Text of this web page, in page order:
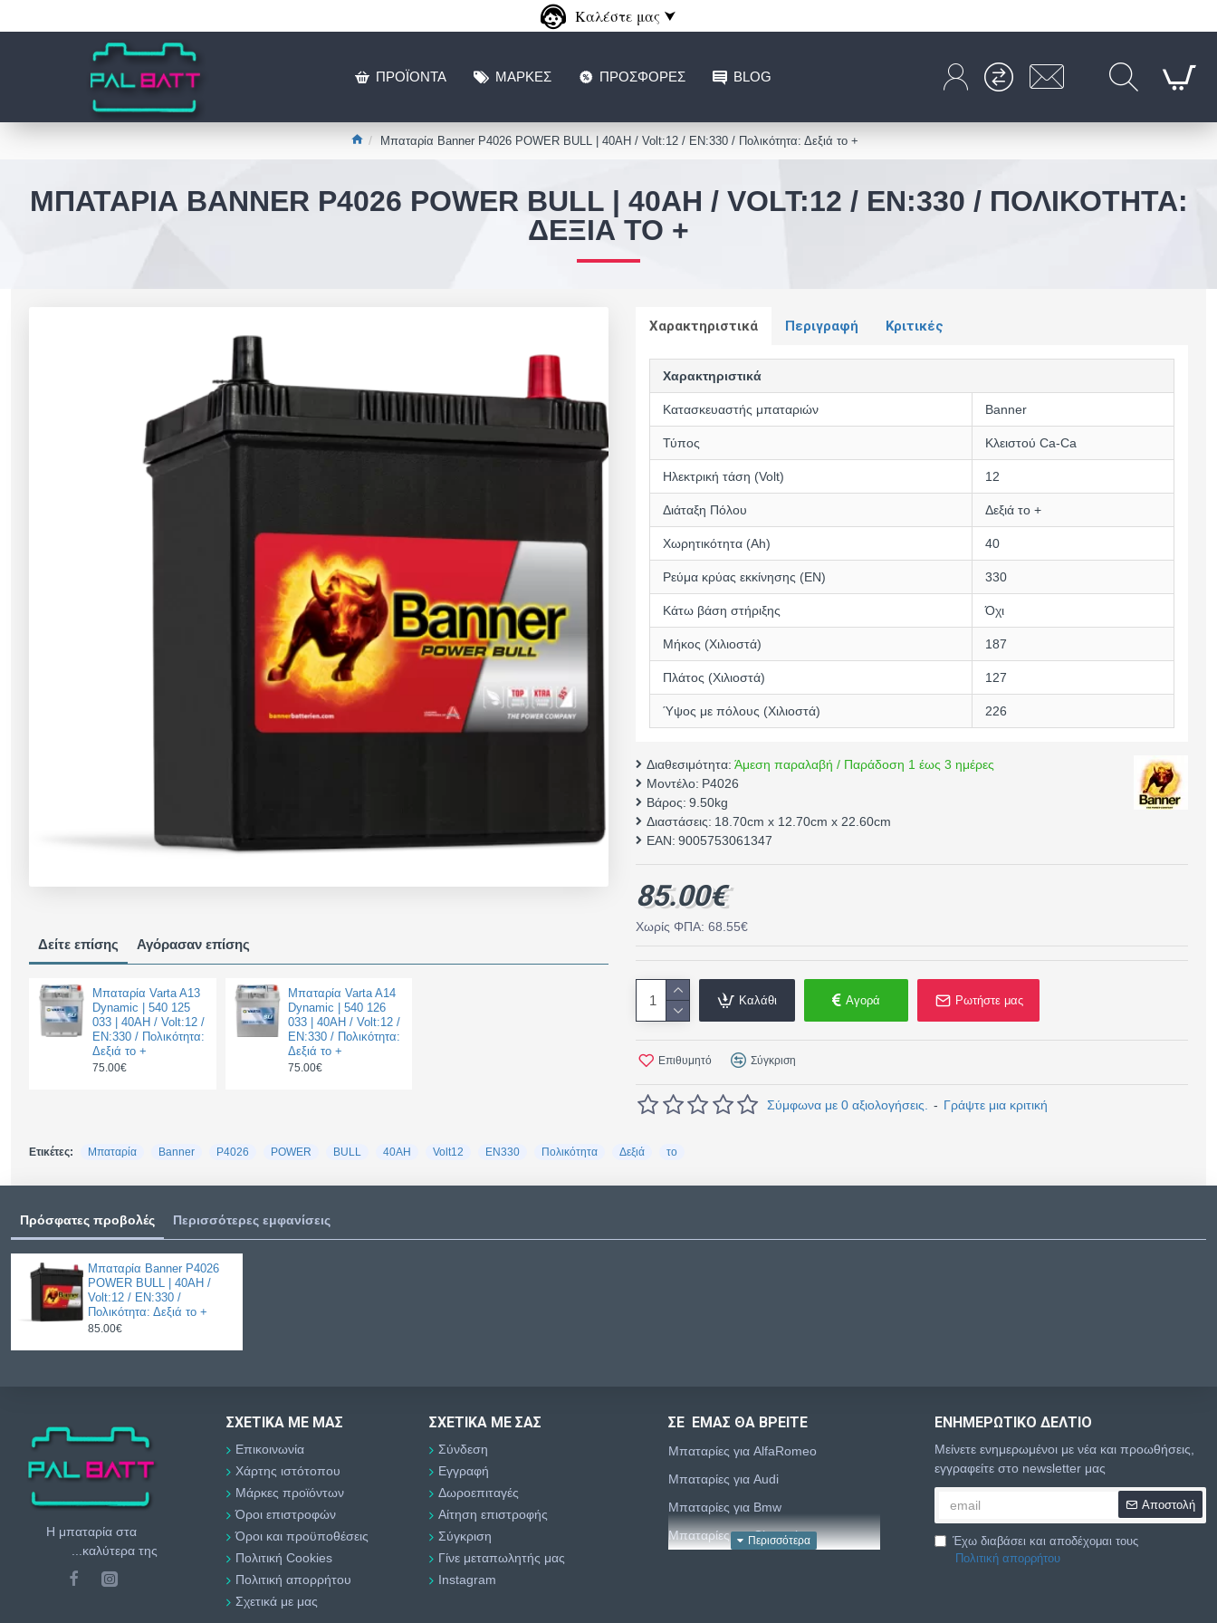
Καλέστε μας ⮟
ΠΡΟΪΌΝΤΑ ΜΆΡΚΕΣ ΠΡΟΣΦΟΡΈΣ BLOG
Μπαταρία Banner P4026 POWER BULL | 40AH / Volt:12 / EN:330 / Πολικότητα: Δεξιά το +
ΜΠΑΤΑΡΊΑ BANNER P4026 POWER BULL | 40AH / VOLT:12 / EN:330 / ΠΟΛΙΚΌΤΗΤΑ:
ΔΕΞΙΆ ΤΟ +
Δείτε επίσης Αγόρασαν επίσης
Μπαταρία Varta A13
Dynamic | 540 125
033 | 40AH / Volt:12 /
EN:330 / Πολικότητα:
Δεξιά το +
75.00€
Μπαταρία Varta A14
Dynamic | 540 126
033 | 40AH / Volt:12 /
EN:330 / Πολικότητα:
Δεξιά το +
75.00€
Χαρακτηριστικά Περιγραφή Κριτικές
Χαρακτηριστικά
Κατασκευαστής μπαταριών Banner
Τύπος Κλειστού Ca-Ca
Ηλεκτρική τάση (Volt) 12
Διάταξη Πόλου Δεξιά το +
Χωρητικότητα (Αh) 40
Ρεύμα κρύας εκκίνησης (EN) 330
Κάτω βάση στήριξης Όχι
Μήκος (Χιλιοστά) 187
Πλάτος (Χιλιοστά) 127
Ύψος με πόλους (Χιλιοστά) 226
Διαθεσιμότητα: Άμεση παραλαβή / Παράδοση 1 έως 3 ημέρες
Μοντέλο: P4026
Βάρος: 9.50kg
Διαστάσεις: 18.70cm x 12.70cm x 22.60cm
EAN: 9005753061347
Σύμφωνα με 0 αξιολογήσεις. - Γράψτε μια κριτική
85.00€
Χωρίς ΦΠΑ: 68.55€
Καλάθι Αγορά Ρωτήστε μας
Επιθυμητό Σύγκριση
Ετικέτες: Μπαταρία Banner P4026 POWER BULL 40AH Volt12 EN330 Πολικότητα Δεξιά το
Πρόσφατες προβολές Περισσότερες εμφανίσεις
Μπαταρία Banner P4026
POWER BULL | 40AH /
Volt:12 / EN:330 /
Πολικότητα: Δεξιά το +
85.00€
Η μπαταρία στα
...καλύτερα της
ΣΧΕΤΙΚΆ ΜΕ ΜΑΣ
Επικοινωνία
Χάρτης ιστότοπου
Μάρκες προϊόντων
Όροι επιστροφών
Όροι και προϋποθέσεις
Πολιτική Cookies
Πολιτική απορρήτου
Σχετικά με μας
ΣΧΕΤΙΚΆ ΜΕ ΣΑΣ
Σύνδεση
Εγγραφή
Δωροεπιταγές
Αίτηση επιστροφής
Σύγκριση
Γίνε μεταπωλητής μας
Instagram
ΣΕ ΕΜΑΣ ΘΑ ΒΡΕΙΤΕ
Μπαταρίες για AlfaRomeo
Μπαταρίες για Audi
Μπαταρίες για Bmw
Μπαταρίες για Chevrolet
ΕΝΗΜΕΡΩΤΙΚΌ ΔΕΛΤΊΟ
Μείνετε ενημερωμένοι με νέα και προωθήσεις,
εγγραφείτε στο newsletter μας
Αποστολή
Έχω διαβάσει και αποδέχομαι τους
Πολιτική απορρήτου